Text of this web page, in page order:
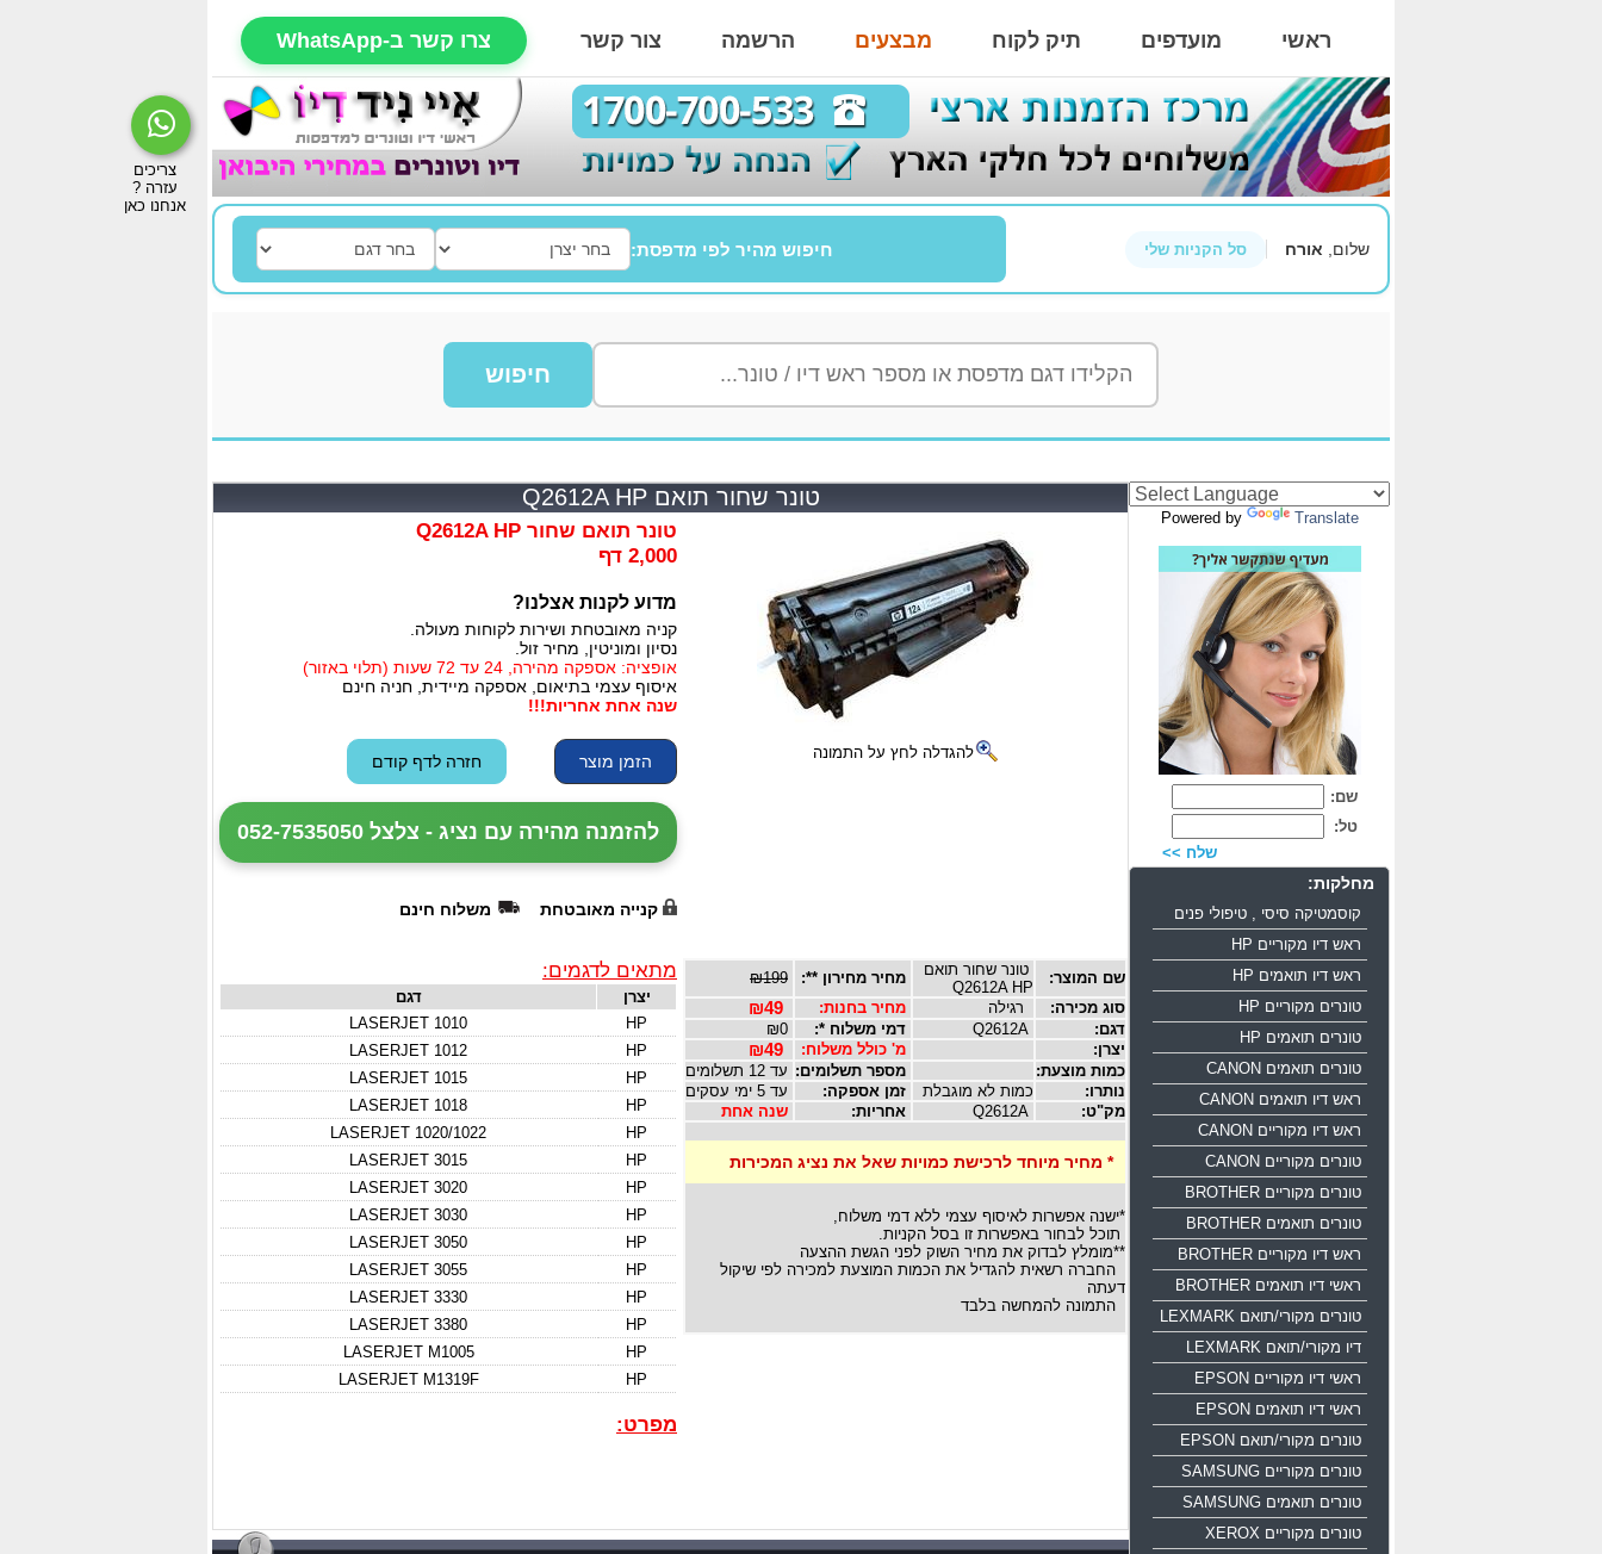
ראשי מועדפים תיק לקוח מבצעים הרשמה צור קשר צרו קשר ב-WhatsApp
שלום, אורח סל הקניות שלי חיפוש מהיר לפי מדפסת:
חיפוש
טונר שחור תואם Q2612A HP
להגדלה לחץ על התמונה
שם המוצר:
טונר שחור תואם
Q2612A HP
מחיר מחירון **:
₪199
סוג מכירה:
רגילה מחיר בחנות:
דגם: דמי משלוח *:
יצרן:
מ' כולל משלוח:
כמות מוצעת: מספר תשלומים: עד 12 תשלומים
נותרו:
כמות לא מוגבלת זמן אספקה:
עד 5 ימי עסקים
מק"ט:
אחריות: שנה אחת
* מחיר מיוחד לרכישת כמויות שאל את נציג המכירות
*ישנה אפשרות לאיסוף עצמי ללא דמי משלוח,
תוכל לבחור באפשרות זו בסל הקניות.
**מומלץ לבדוק את מחיר השוק לפני הגשת ההצעה
החברה רשאית להגדיל את הכמות המוצעת למכירה לפי שיקול
דעתה
התמונה להמחשה בלבד
טונר תואם שחור Q2612A HP
2,000 דף
מדוע לקנות אצלנו?
קניה מאובטחת ושירות לקוחות מעולה.
נסיון ומוניטין, מחיר זול.
אופציה: אספקה מהירה, 24 עד 72 שעות (תלוי באזור)
איסוף עצמי בתיאום, אספקה מיידית, חניה חינם
שנה אחת אחריות!!!
להזמנה מהירה עם נציג - צלצל 052-7535050
קנייה מאובטחת משלוח חינם
מתאים לדגמים:
יצרן
דגם
HP
LASERJET 1010
HP
LASERJET 1012
HP
LASERJET 1015
HP
LASERJET 1018
HP
LASERJET 1020/1022
HP
LASERJET 3015
HP
LASERJET 3020
HP
LASERJET 3030
HP
LASERJET 3050
HP
LASERJET 3055
HP
LASERJET 3330
HP
LASERJET 3380
HP
LASERJET M1005
HP
LASERJET M1319F
מפרט:
Powered by Translate
שם:
טל:
שלח >>
מחלקות:
קוסמטיקה סיסי , טיפולי פנים
ראש דיו מקוריים HP
ראש דיו תואמים HP
טונרים מקוריים HP
טונרים תואמים HP
טונרים תואמים CANON
ראש דיו תואמים CANON
ראש דיו מקוריים CANON
טונרים מקוריים CANON
טונרים מקוריים BROTHER
טונרים תואמים BROTHER
ראש דיו מקוריים BROTHER
ראשי דיו תואמים BROTHER
טונרים מקורי/תואם LEXMARK
דיו מקורי/תואם LEXMARK
ראשי דיו מקוריים EPSON
ראשי דיו תואמים EPSON
טונרים מקורי/תואם EPSON
טונרים מקוריים SAMSUNG
טונרים תואמים SAMSUNG
טונרים מקוריים XEROX